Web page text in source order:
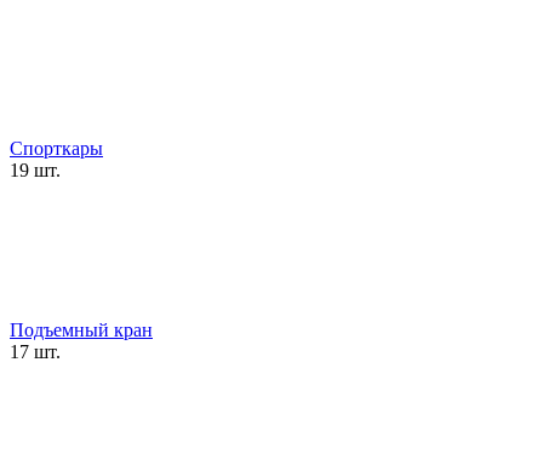
Спорткары
19 шт.
Подъемный кран
17 шт.